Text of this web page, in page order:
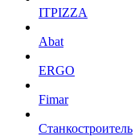
ITPIZZA
Abat
ERGO
Fimar
Станкостроитель